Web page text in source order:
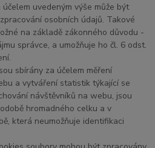
účelem uvedeným výše může být
osobních údajů. Takové
na základě zákonného důvodu -
správce, a umožňuje ho čl. 6 odst.
sbírány za účelem měření
a vytváření statistik týkající se
návštěvníků na webu, jsou
hromadného celku a v
která neumožňuje identifikaci